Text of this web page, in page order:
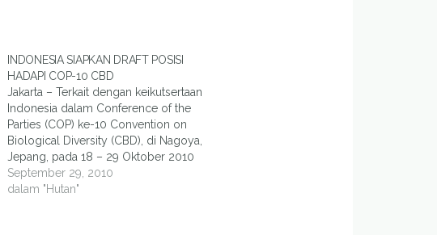
INDONESIA SIAPKAN DRAFT POSISI
HADAPI COP-10 CBD
Jakarta – Terkait dengan keikutsertaan
Indonesia dalam Conference of the
Parties (COP) ke-10 Convention on
Biological Diversity (CBD), di Nagoya,
Jepang, pada 18 – 29 Oktober 2010
mendatang, saat ini delegasi Indonesia
tengah menyusun draft posisi yang
September 29, 2010
dalam "Hutan"